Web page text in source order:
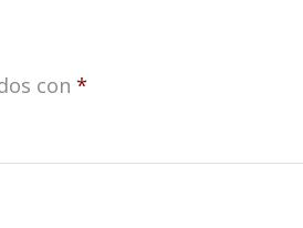
con *